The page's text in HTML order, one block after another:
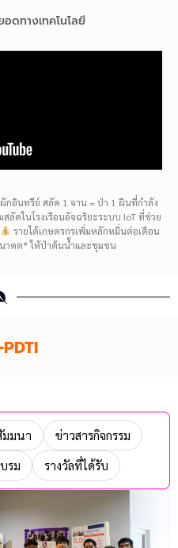
อดทางเทคโนโลยี
กอินทรีย์ สลัด 1 จาน = ป่า 1 ผืนที่กำลัง
ลัดในโรงเรือนอัจฉริยะระบบ IoT ที่ช่วย
รายได้เกษตรกรเพิ่มหลักหมื่นต่อเดือน
าคต” ให้ป่าต้นน้ำและชุมชน
มมนา
ข่าวสารกิจกรรม
รม
รางวัลที่ได้รับ